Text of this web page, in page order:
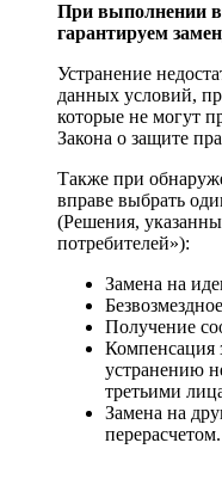
При выполнении
гарантируем
Устранение
данных условий,
которые не могут
Закона о защите
Также при
вправе выбрать
(Решения,
потребителей»):
Замена на
Получение
Компенсация
устранению
третьими
Замена на
перерасчетом.